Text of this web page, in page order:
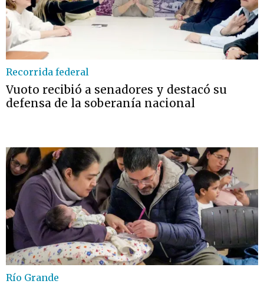
Recorrida federal
Vuoto recibió a senadores y destacó su
defensa de la soberanía nacional
Río Grande